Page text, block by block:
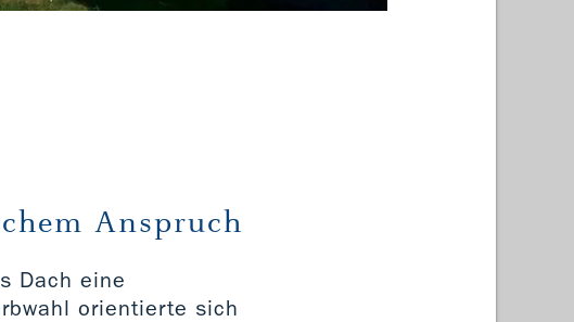
Anspruch
Dach eine
orientierte sich